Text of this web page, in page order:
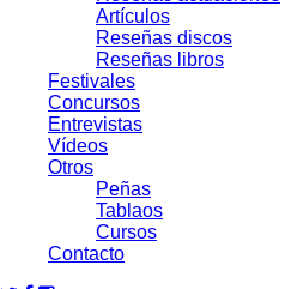
Artículos
Reseñas discos
Reseñas libros
Festivales
Concursos
Entrevistas
Vídeos
Otros
Peñas
Tablaos
Cursos
Contacto